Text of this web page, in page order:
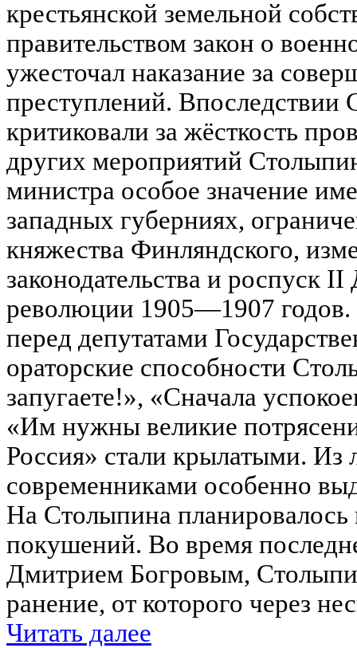
крестьянской земельной
правительством закон о
ужесточал наказание за
преступлений. Впоследствии
критиковали за жёсткость
других мероприятий
министра особое значение
западных губерниях,
княжества Финляндского,
законодательства и роспуск
революции 1905—1907
перед депутатами
ораторские способности
запугаете!», «Сначала
«Им нужны великие
Россия» стали крылатыми. Из
современниками особенно
На Столыпина
покушений. Во время
Дмитрием Богровым,
ранение, от которого через
Читать далее